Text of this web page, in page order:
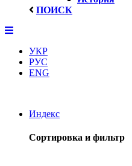
ПОИСК
УКР
РУС
ENG
Индекс
Сортировка и фильтр